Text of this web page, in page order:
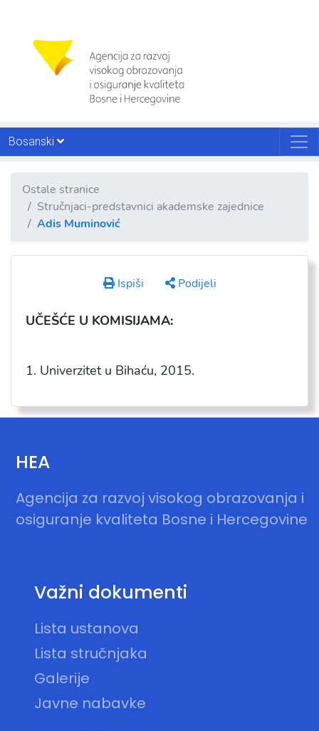
Bosanski
Ostale stranice
Stručnjaci-predstavnici akademske zajednice
Adis Muminović
Ispiši Podijeli
UČEŠĆE U KOMISIJAMA:
1. Univerzitet u Bihaću, 2015.
HEA
Agencija za razvoj visokog obrazovanja i
osiguranje kvaliteta Bosne i Hercegovine
Važni dokumenti
Lista ustanova
Lista stručnjaka
Galerije
Javne nabavke